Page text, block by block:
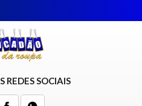
REDES SOCIAIS